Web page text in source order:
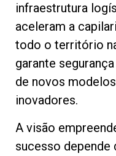
infraestrutura
aceleram a
todo o território
garante
de novos
inovadores.
A visão
sucesso depende